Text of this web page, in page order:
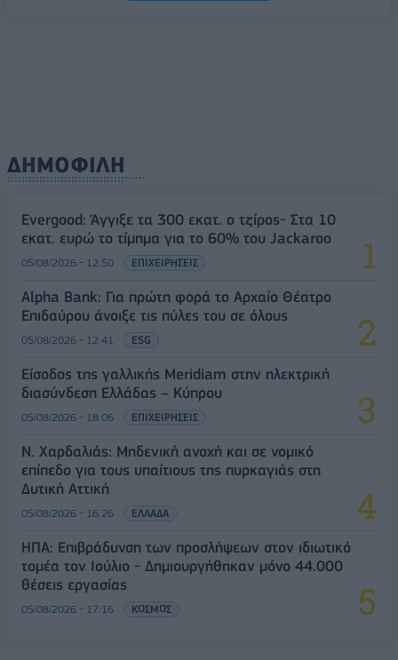
ΔΗΜΟΦΙΛΗ
Evergood: Άγγιξε τα 300 εκατ. ο τζίρος- Στα 10
εκατ. ευρώ το τίμημα για το 60% του Jackaroo
05/08/2026 - 12:50 ΕΠΙΧΕΙΡΗΣΕΙΣ
Alpha Bank: Για πρώτη φορά το Αρχαίο Θέατρο
Επιδαύρου άνοιξε τις πύλες του σε όλους
05/08/2026 - 12:41 ESG
Είσοδος της γαλλικής Meridiam στην ηλεκτρική
διασύνδεση Ελλάδας – Κύπρου
05/08/2026 - 18:06 ΕΠΙΧΕΙΡΗΣΕΙΣ
Ν. Χαρδαλιάς: Μηδενική ανοχή και σε νομικό
επίπεδο για τους υπαίτιους της πυρκαγιάς στη
Δυτική Αττική
05/08/2026 - 16:26 ΕΛΛΑΔΑ
ΗΠΑ: Επιβράδυνση των προσλήψεων στον ιδιωτικό
τομέα τον Ιούλιο - Δημιουργήθηκαν μόνο 44.000
θέσεις εργασίας
05/08/2026 - 17:16 ΚΟΣΜΟΣ